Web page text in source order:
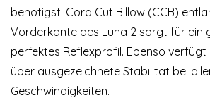
benötigst. Cord Cut Billow (CCB)
Vorderkante des Luna 2 sorgt für ein
perfektes Reflexprofil. Ebenso verfügt
über ausgezeichnete Stabilität bei
Geschwindigkeiten.